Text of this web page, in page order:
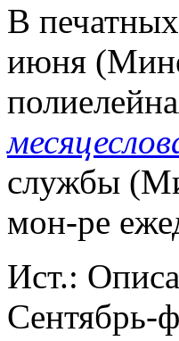
В
июня
службы
мон-ре
Ист.:
Сентябрь-